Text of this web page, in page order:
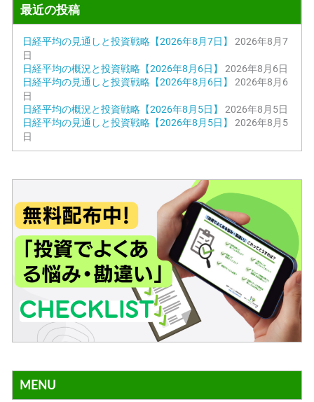
最近の投稿
日経平均の見通しと投資戦略【2026年8月7日】
2026年8月7
日
日経平均の概況と投資戦略【2026年8月6日】
2026年8月6日
日経平均の見通しと投資戦略【2026年8月6日】
2026年8月6
日
日経平均の概況と投資戦略【2026年8月5日】
2026年8月5日
日経平均の見通しと投資戦略【2026年8月5日】
2026年8月5
日
MENU